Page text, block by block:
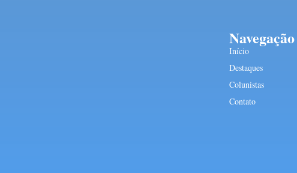
Navegação
Início
Destaques
Colunistas
Contato